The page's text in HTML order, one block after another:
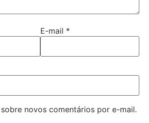
E-mail *
novos comentários por e-mail.